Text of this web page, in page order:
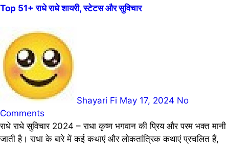
Top 51+ राधे राधे शायरी, स्टेटस और सुविचार
Shayari Fi May 17, 2024 No
Comments
राधे राधे सुविचार 2024 – राधा कृष्ण भगवान की प्रिय और परम भक्त मानी
जाती है। राधा के बारे में कई कथाएं और लोकतांत्रिक कथाएं प्रचलित हैं,